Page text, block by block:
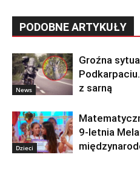
PODOBNE ARTYKUŁY
News
Groźna
z sarną
Dzieci
9-letnia